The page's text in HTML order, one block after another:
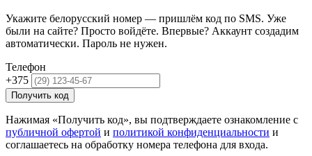
Укажите белорусский номер — пришлём код по SMS. Уже
были на сайте? Просто войдёте. Впервые? Аккаунт создадим
автоматически. Пароль не нужен.
Телефон
+375
Получить код
Нажимая «Получить код», вы подтверждаете ознакомление с
публичной офертой и политикой конфиденциальности и
соглашаетесь на обработку номера телефона для входа.